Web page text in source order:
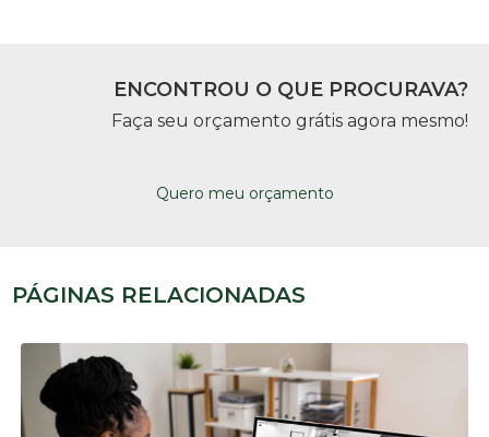
ENCONTROU O QUE PROCURAVA?
Faça seu orçamento grátis agora mesmo!
Quero meu orçamento
PÁGINAS RELACIONADAS